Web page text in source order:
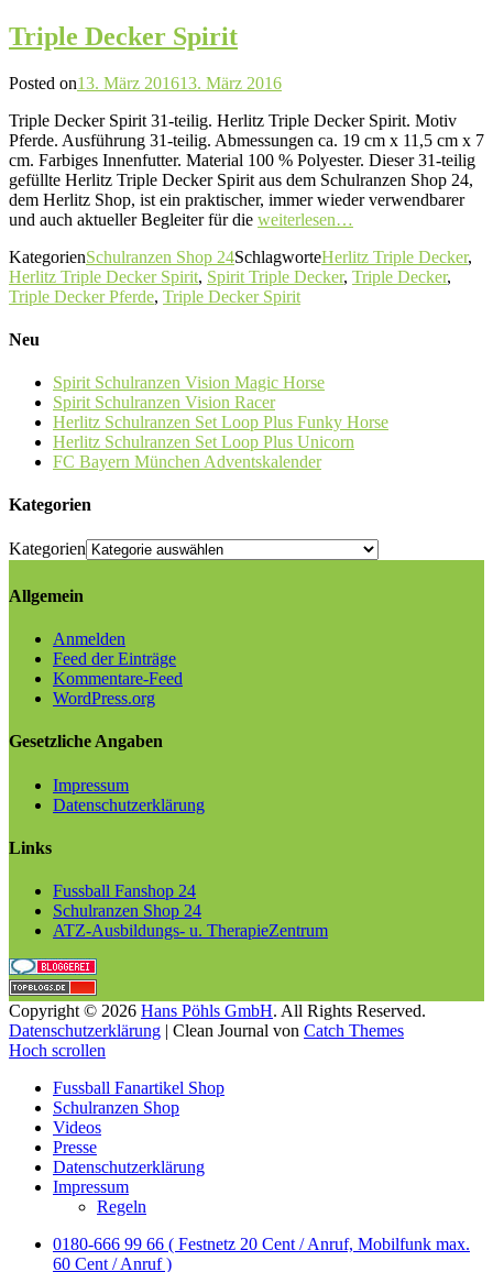
Triple Decker Spirit
Posted on13. März 201613. März 2016
Triple Decker Spirit 31-teilig. Herlitz Triple Decker Spirit. Motiv
Pferde. Ausführung 31-teilig. Abmessungen ca. 19 cm x 11,5 cm x 7
cm. Farbiges Innenfutter. Material 100 % Polyester. Dieser 31-teilig
gefüllte Herlitz Triple Decker Spirit aus dem Schulranzen Shop 24,
dem Herlitz Shop, ist ein praktischer, immer wieder verwendbarer
und auch aktueller Begleiter für die weiterlesen…
KategorienSchulranzen Shop 24SchlagworteHerlitz Triple Decker,
Herlitz Triple Decker Spirit, Spirit Triple Decker, Triple Decker,
Triple Decker Pferde, Triple Decker Spirit
Neu
Spirit Schulranzen Vision Magic Horse
Spirit Schulranzen Vision Racer
Herlitz Schulranzen Set Loop Plus Funky Horse
Herlitz Schulranzen Set Loop Plus Unicorn
FC Bayern München Adventskalender
Kategorien
Kategorien
Allgemein
Anmelden
Feed der Einträge
Kommentare-Feed
WordPress.org
Gesetzliche Angaben
Impressum
Datenschutzerklärung
Links
Fussball Fanshop 24
Schulranzen Shop 24
ATZ-Ausbildungs- u. TherapieZentrum
Copyright © 2026 Hans Pöhls GmbH. All Rights Reserved.
Datenschutzerklärung | Clean Journal von Catch Themes
Hoch scrollen
Fussball Fanartikel Shop
Schulranzen Shop
Videos
Presse
Datenschutzerklärung
Impressum
Regeln
0180-666 99 66 ( Festnetz 20 Cent / Anruf, Mobilfunk max.
60 Cent / Anruf )